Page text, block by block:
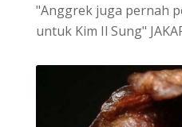
"Anggrek juga pernah
untuk Kim Il Sung"